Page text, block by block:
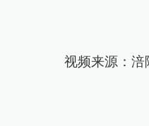
视频来源：涪